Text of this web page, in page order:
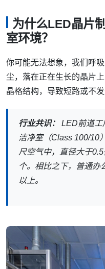
为什么LED晶片
室环境？
你可能无法想象，我们呼
尘，落在正在生长的晶片
晶格结构，导致短路或不发
行业共识：
LED前道工
洁净室（Class 100/10
尺空气中，直径大于
个。相比之下，普通办
以上。